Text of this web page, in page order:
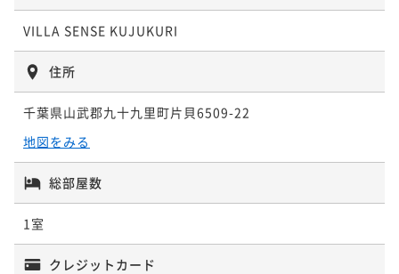
二食付き 事前決済可
IN 15:00 - 18:00 OUT11:00
¥ 145,920 ~
【お得な連泊】シンプルステイ！素泊まり・食材持込
プラン
VILLA SENSE KUJUKURI
住所
千葉県山武郡九十九里町片貝6509-22
地図をみる
総部屋数
1室
クレジットカード